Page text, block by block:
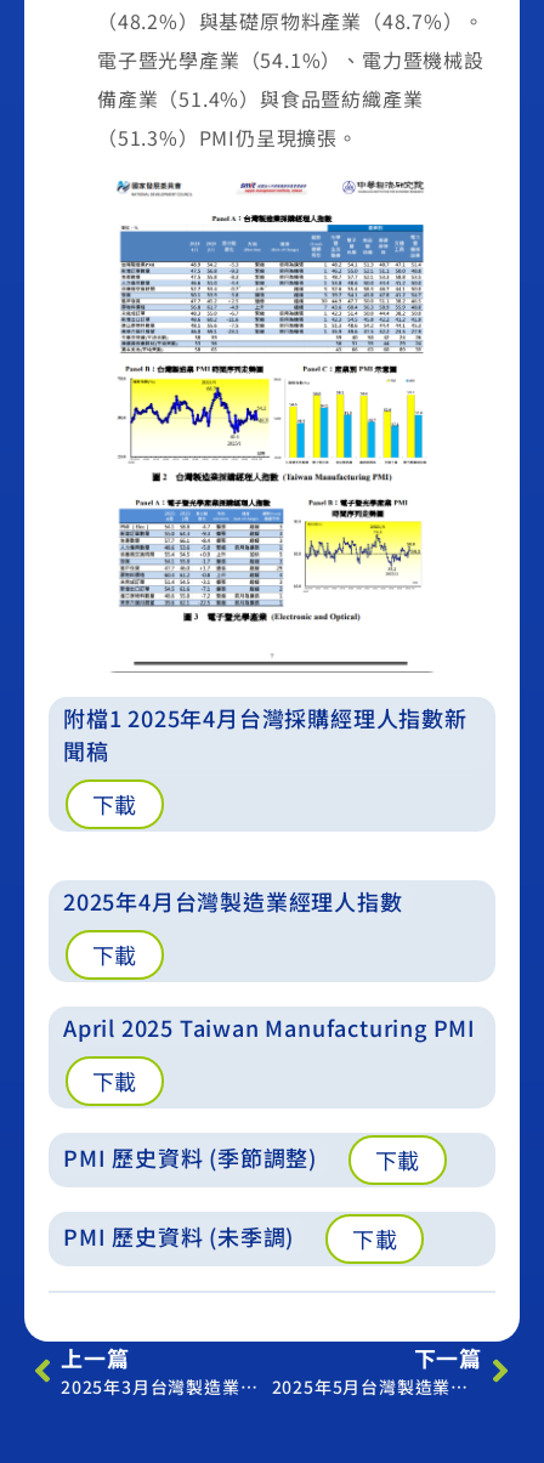
（48.2%）與基礎原物料產業（48.7%）。
電子暨光學產業（54.1%）、電力暨機械設
備產業（51.4%）與食品暨紡織產業
（51.3%）PMI仍呈現擴張。
附檔1 2025年4月台灣採購經理人指數新
聞稿
下載
2025年4月台灣製造業經理人指數
下載
April 2025 Taiwan Manufacturing PMI
下載
PMI 歷史資料 (季節調整) 下載
PMI 歷史資料 (未季調) 下載
上一篇
2025年3月台灣製造業採購經理人指數
下一篇
2025年5月台灣製造業採購經理人指數